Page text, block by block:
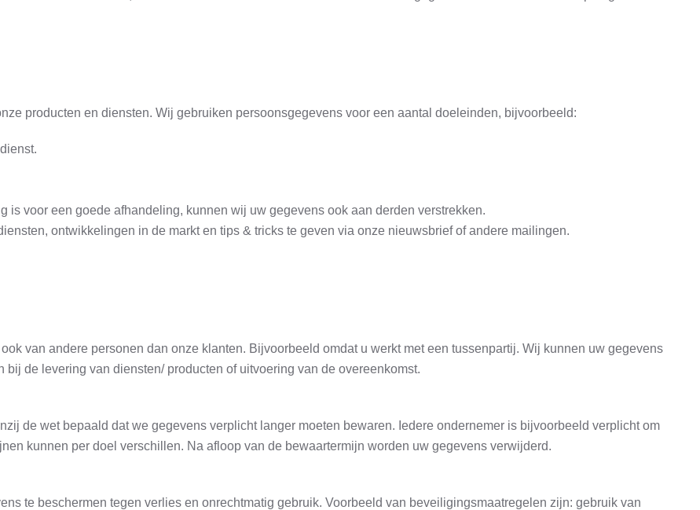
producten en diensten. Wij gebruiken persoonsgegevens voor een aantal doeleinden, bijvoorbeeld:
is voor een goede afhandeling, kunnen wij uw gegevens ook aan derden verstrekken.
ontwikkelingen in de markt en tips & tricks te geven via onze nieuwsbrief of andere mailingen.
van andere personen dan onze klanten. Bijvoorbeeld omdat u werkt met een tussenpartij. Wij kunnen uw gegevens
de levering van diensten/ producten of uitvoering van de overeenkomst.
de wet bepaald dat we gegevens verplicht langer moeten bewaren. Iedere ondernemer is bijvoorbeeld verplicht om
kunnen per doel verschillen. Na afloop van de bewaartermijn worden uw gegevens verwijderd.
te beschermen tegen verlies en onrechtmatig gebruik. Voorbeeld van beveiligingsmaatregelen zijn: gebruik van